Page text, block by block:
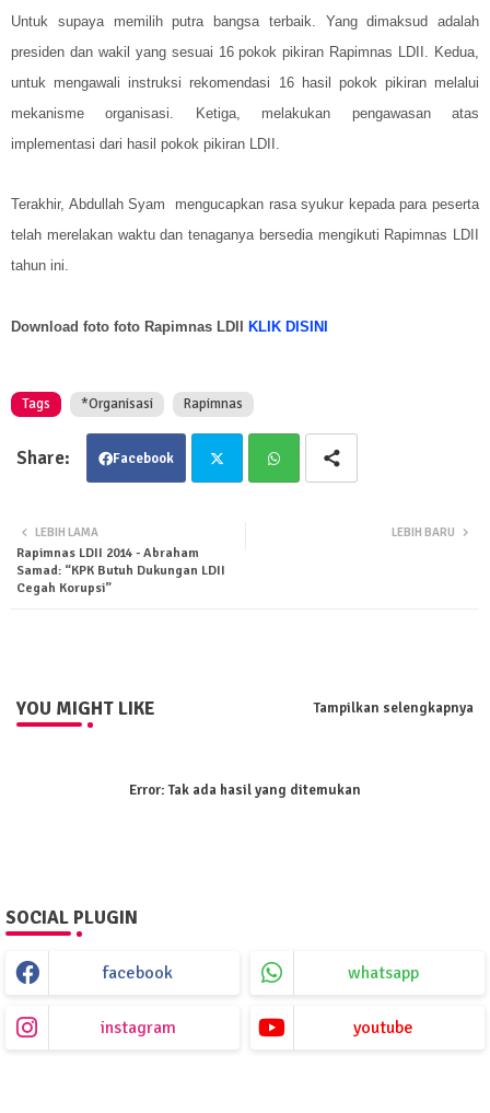
Untuk supaya memilih putra bangsa terbaik. Yang dimaksud adalah
presiden dan wakil yang sesuai 16 pokok pikiran Rapimnas LDII. Kedua,
untuk mengawali instruksi rekomendasi 16 hasil pokok pikiran melalui
mekanisme organisasi. Ketiga, melakukan pengawasan atas
implementasi dari hasil pokok pikiran LDII.
Terakhir, Abdullah Syam mengucapkan rasa syukur kepada para peserta
telah merelakan waktu dan tenaganya bersedia mengikuti Rapimnas LDII
tahun ini.
Download foto foto Rapimnas LDII KLIK DISINI
Tags *Organisasi Rapimnas
Facebook
LEBIH BARU
LEBIH LAMA
Rapimnas LDII 2014 - Abraham
Samad: “KPK Butuh Dukungan LDII
Cegah Korupsi”
YOU MIGHT LIKE Tampilkan selengkapnya
Error:Tak ada hasil yang ditemukan
SOCIAL PLUGIN
facebook whatsapp
instagram youtube